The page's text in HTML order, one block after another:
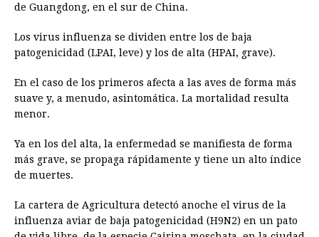
de Guangdong, en el sur de China.
Los virus influenza se dividen entre los de baja
patogenicidad (LPAI, leve) y los de alta (HPAI, grave).
En el caso de los primeros afecta a las aves de forma más
suave y, a menudo, asintomática. La mortalidad resulta
menor.
Ya en los del alta, la enfermedad se manifiesta de forma
más grave, se propaga rápidamente y tiene un alto índice
de muertes.
La cartera de Agricultura detectó anoche el virus de la
influenza aviar de baja patogenicidad (H9N2) en un pato